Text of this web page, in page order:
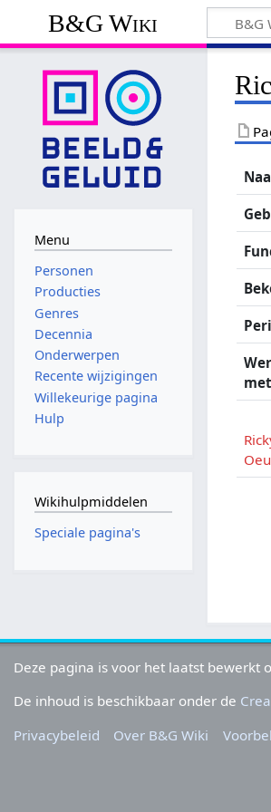
B&G Wiki
met
Menu
Personen
Producties
Genres
Decennia
Onderwerpen
Recente wijzigingen
Willekeurige pagina
Hulp
Wikihulpmiddelen
Speciale pagina's
Deze pagina is voor het laatst bewerkt
De inhoud is beschikbaar onder de
Privacybeleid
Over B&G Wiki